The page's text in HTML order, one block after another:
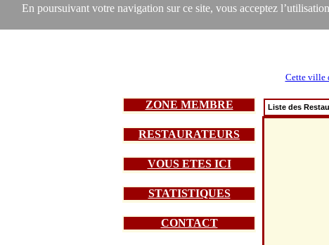
En poursuivant votre navigation sur ce site, vous acceptez
Cette ville
ZONE MEMBRE
RESTAURATEURS
VOUS ETES ICI
STATISTIQUES
CONTACT
Liste des